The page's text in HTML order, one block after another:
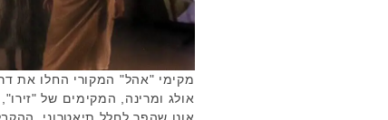
מקימי "אהל" המקורי החלו את
אולג ומרינה, המקימים של